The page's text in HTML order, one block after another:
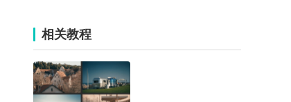
相关教程